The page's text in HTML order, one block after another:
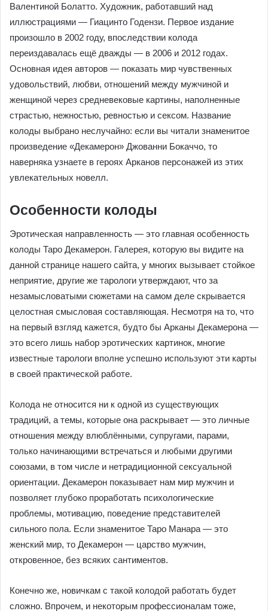
Валентиной Болатто. Художник, работавший над
иллюстрациями — Гиацинто Годензи. Первое издание
произошло в 2002 году, впоследствии колода
переиздавалась ещё дважды — в 2006 и 2012 годах.
Основная идея авторов — показать мир чувственных
удовольствий, любви, отношений между мужчиной и
женщиной через средневековые картины, наполненные
страстью, нежностью, ревностью и сексом. Название
колоды выбрано неслучайно: если вы читали знаменитое
произведение «Декамерон» Джованни Бокаччо, то
наверняка узнаете в героях Арканов персонажей из этих
увлекательных новелл.
Особенности колоды
Эротическая направленность — это главная особенность
колоды Таро Декамерон. Галерея, которую вы видите на
данной странице нашего сайта, у многих вызывает стойкое
неприятие, другие же тарологи утверждают, что за
незамысловатыми сюжетами на самом деле скрывается
целостная смысловая составляющая. Несмотря на то, что
на первый взгляд кажется, будто бы Арканы Декамерона —
это всего лишь набор эротических картинок, многие
известные тарологи вполне успешно используют эти карты
в своей практической работе.
Колода не относится ни к одной из существующих
традиций, а темы, которые она раскрывает — это личные
отношения между влюблёнными, супругами, парами,
только начинающими встречаться и любыми другими
союзами, в том числе и нетрадиционной сексуальной
ориентации. Декамерон показывает нам мир мужчин и
позволяет глубоко проработать психологические
проблемы, мотивацию, поведение представителей
сильного пола. Если знаменитое Таро Манара — это
женский мир, то Декамерон — царство мужчин,
откровенное, без всяких сантиментов.
Конечно же, новичкам с такой колодой работать будет
сложно. Впрочем, и некоторым профессионалам тоже,